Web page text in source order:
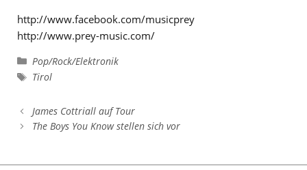
http://www.facebook.com/musicprey
http://www.prey-music.com/
Kategorien
Pop/Rock/Elektronik
Schlagwörter
Tirol
James Cottriall auf Tour
The Boys You Know stellen sich vor